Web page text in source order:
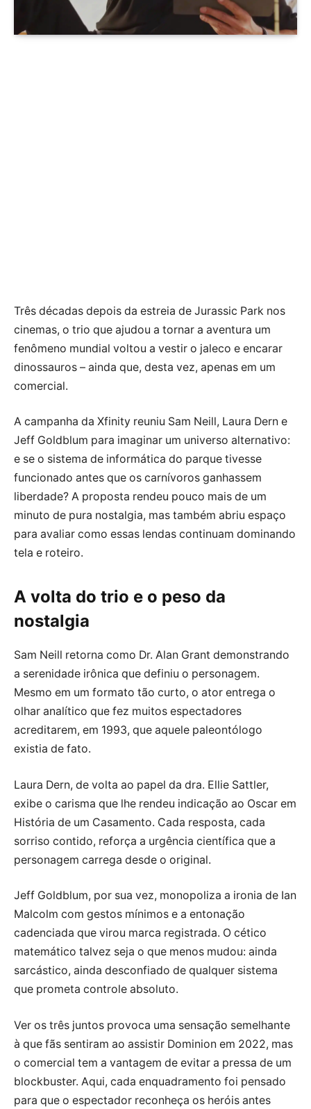
Três décadas depois da estreia de Jurassic Park nos
cinemas, o trio que ajudou a tornar a aventura um
fenômeno mundial voltou a vestir o jaleco e encarar
dinossauros – ainda que, desta vez, apenas em um
comercial.
A campanha da Xfinity reuniu Sam Neill, Laura Dern e
Jeff Goldblum para imaginar um universo alternativo:
e se o sistema de informática do parque tivesse
funcionado antes que os carnívoros ganhassem
liberdade? A proposta rendeu pouco mais de um
minuto de pura nostalgia, mas também abriu espaço
para avaliar como essas lendas continuam dominando
tela e roteiro.
A volta do trio e o peso da
nostalgia
Sam Neill retorna como Dr. Alan Grant demonstrando
a serenidade irônica que definiu o personagem.
Mesmo em um formato tão curto, o ator entrega o
olhar analítico que fez muitos espectadores
acreditarem, em 1993, que aquele paleontólogo
existia de fato.
Laura Dern, de volta ao papel da dra. Ellie Sattler,
exibe o carisma que lhe rendeu indicação ao Oscar em
História de um Casamento. Cada resposta, cada
sorriso contido, reforça a urgência científica que a
personagem carrega desde o original.
Jeff Goldblum, por sua vez, monopoliza a ironia de Ian
Malcolm com gestos mínimos e a entonação
cadenciada que virou marca registrada. O cético
matemático talvez seja o que menos mudou: ainda
sarcástico, ainda desconfiado de qualquer sistema
que prometa controle absoluto.
Ver os três juntos provoca uma sensação semelhante
à que fãs sentiram ao assistir Dominion em 2022, mas
o comercial tem a vantagem de evitar a pressa de um
blockbuster. Aqui, cada enquadramento foi pensado
para que o espectador reconheça os heróis antes